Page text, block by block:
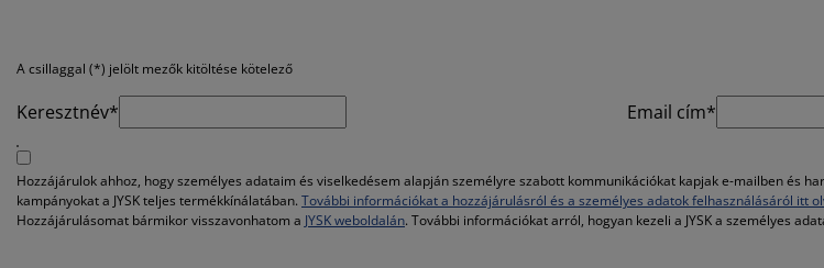
A csillaggal (*) jelölt mezők kitöltése kötelező
Keresztnév* Email cím*
Hozzájárulok ahhoz, hogy személyes adataim és viselkedésem alapján személyre szabott kommunikációkat kapjak e-mailben és
kampányokat a JYSK teljes termékkínálatában. További információkat a hozzájárulásról és a személyes adatok felhasználásáról itt
Hozzájárulásomat bármikor visszavonhatom a JYSK weboldalán. További információkat arról, hogyan kezeli a JYSK a személyes